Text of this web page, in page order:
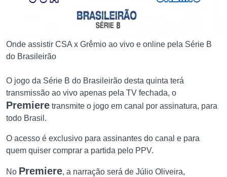
Onde assistir CSA x Grêmio ao vivo e online pela Série B
do Brasileirão
O jogo da Série B do Brasileirão desta quinta terá
transmissão ao vivo apenas pela TV fechada, o
Premiere transmite o jogo em canal por assinatura, para
todo Brasil.
O acesso é exclusivo para assinantes do canal e para
quem quiser comprar a partida pelo PPV.
No Premiere, a narração será de Júlio Oliveira,